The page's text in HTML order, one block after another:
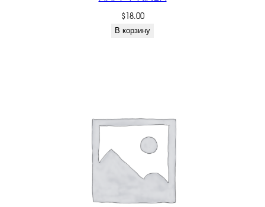
$18.00
В корзину